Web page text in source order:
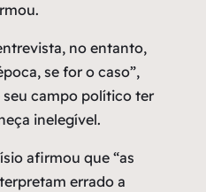
no entanto,
se for o caso”,
campo político ter
inelegível.
afirmou que “as
errado a